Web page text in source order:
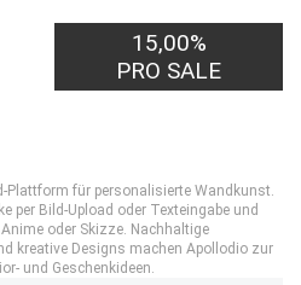
15,00%
PRO SALE
Plattform für personalisierte Wandkunst.
per Bild-Upload oder Texteingabe und
oder Skizze. Nachhaltige
kreative Designs machen Apollodio zur
und Geschenkideen.